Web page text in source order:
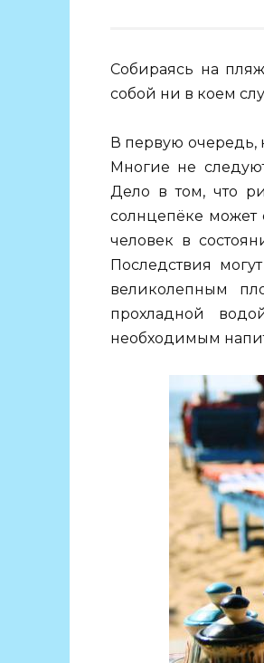
Собираясь на
собой ни в коем
В первую очередь,
Многие не
Дело в том, что
солнцепёке может
человек в
Последствия
великолепным
прохладной
необходимым